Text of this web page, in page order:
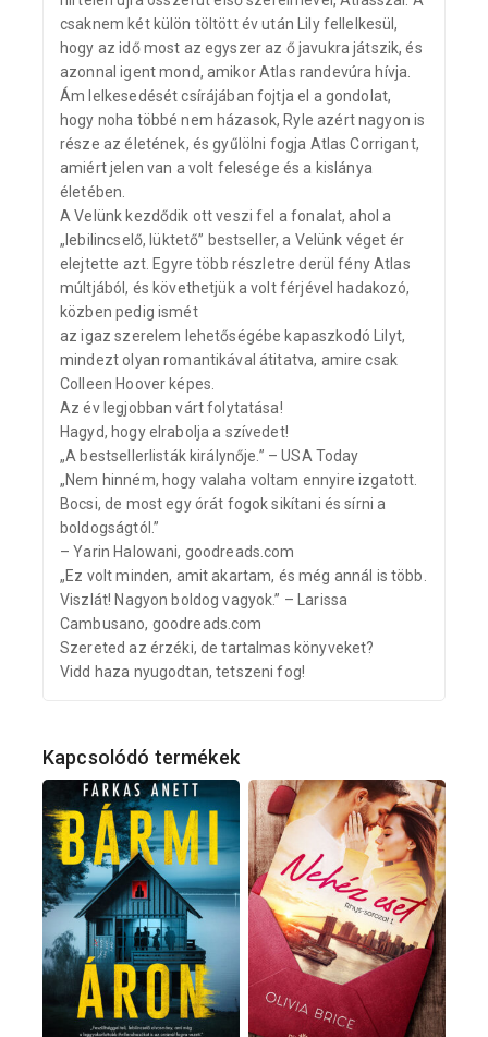
csaknem két külön töltött év után Lily fellelkesül,
hogy az idő most az egyszer az ő javukra játszik, és
azonnal igent mond, amikor Atlas randevúra hívja.
Ám lelkesedését csírájában fojtja el a gondolat,
hogy noha többé nem házasok, Ryle azért nagyon is
része az életének, és gyűlölni fogja Atlas Corrigant,
amiért jelen van a volt felesége és a kislánya
életében.
A Velünk kezdődik ott veszi fel a fonalat, ahol a
„lebilincselő, lüktető” bestseller, a Velünk véget ér
elejtette azt. Egyre több részletre derül fény Atlas
múltjából, és követhetjük a volt férjével hadakozó,
közben pedig ismét
az igaz szerelem lehetőségébe kapaszkodó Lilyt,
mindezt olyan romantikával átitatva, amire csak
Colleen Hoover képes.
Az év legjobban várt folytatása!
Hagyd, hogy elrabolja a szívedet!
„A bestsellerlisták királynője.” – USA Today
„Nem hinném, hogy valaha voltam ennyire izgatott.
Bocsi, de most egy órát fogok sikítani és sírni a
boldogságtól.”
– Yarin Halowani, goodreads.com
„Ez volt minden, amit akartam, és még annál is több.
Viszlát! Nagyon boldog vagyok.” – Larissa
Cambusano, goodreads.com
Szereted az érzéki, de tartalmas könyveket?
Vidd haza nyugodtan, tetszeni fog!
Kapcsolódó termékek